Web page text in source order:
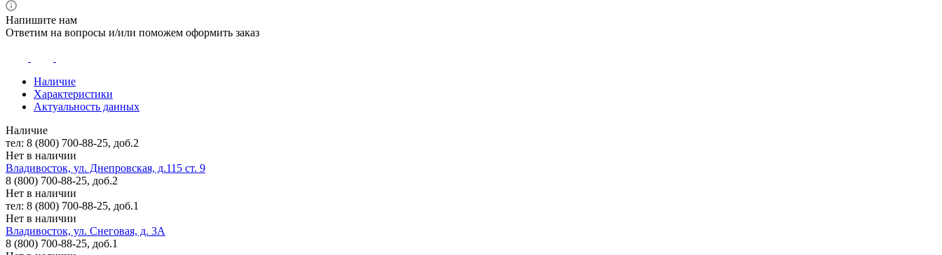
Напишите нам
Ответим на вопросы и/или поможем оформить заказ
Наличие
Характеристики
Актуальность данных
Наличие
тел: 8 (800) 700-88-25, доб.2
Нет в наличии
Владивосток, ул. Днепровская, д.115 ст. 9
8 (800) 700-88-25, доб.2
Нет в наличии
тел: 8 (800) 700-88-25, доб.1
Нет в наличии
Владивосток, ул. Снеговая, д. 3А
8 (800) 700-88-25, доб.1